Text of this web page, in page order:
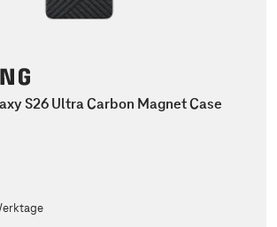
S26 Ultra Carbon Magnet Case